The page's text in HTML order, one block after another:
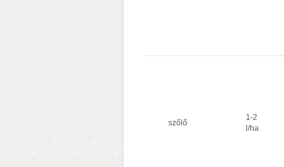
szőlő
1-2
l/ha